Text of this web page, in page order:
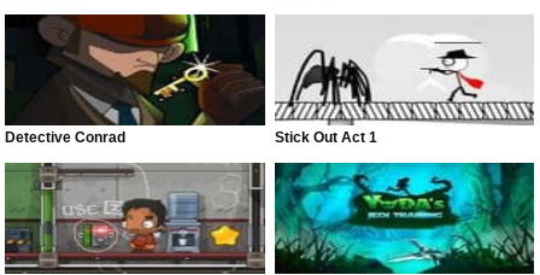
Detective Conrad Stick Out Act 1